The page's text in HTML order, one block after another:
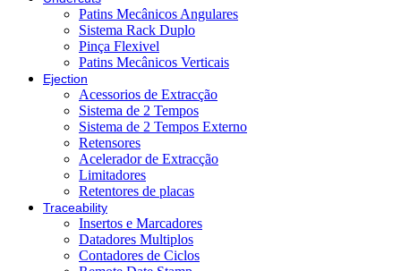
Patins Mecânicos Angulares
Sistema Rack Duplo
Pinça Flexivel
Patins Mecânicos Verticais
Ejection
Acessorios de Extracção
Sistema de 2 Tempos
Sistema de 2 Tempos Externo
Retensores
Acelerador de Extracção
Limitadores
Retentores de placas
Traceability
Insertos e Marcadores
Datadores Multiplos
Contadores de Ciclos